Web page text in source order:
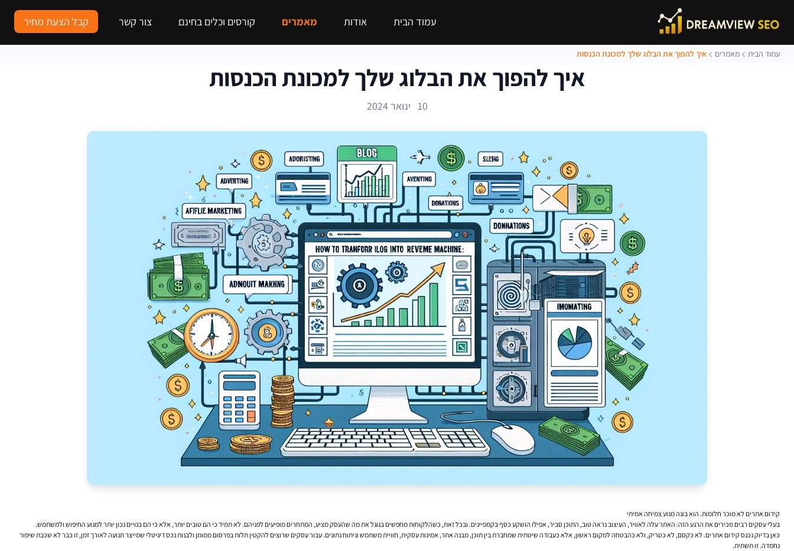
עמוד הבית אודות מאמרים קורסים וכלים בחינם צור קשר קבל הצעת מחיר
עמוד הבית מאמרים איך להפוך את הבלוג שלך למכונת הכנסות
איך להפוך את הבלוג שלך למכונת הכנסות
10 ינואר 2024
קידום אתרים לא מוכר חלומות. הוא בונה מנוע צמיחה אמיתי
בעלי עסקים רבים מכירים את הרגע הזה: האתר עלה לאוויר, העיצוב נראה טוב, התוכן סביר, אפילו הושקע כסף בקמפיינים. ובכל זאת, כשהלקוחות מחפשים בגוגל את מה שהעסק מציע, המתחרים מופיעים לפניהם. לא תמיד כי הם טובים יותר, אלא כי הם בנויים נכון יותר למנוע החיפוש ולמשתמש.
כאן בדיוק נכנס קידום אתרים. לא כקסם, לא כטריק, ולא כהבטחה למקום ראשון, אלא כעבודה שיטתית שמחברת בין תוכן, מבנה אתר, אמינות עסקית, חוויית משתמש וניתוח נתונים. עבור עסקים שרוצים להקטין תלות בפרסום ממומן ולבנות נכס דיגיטלי שמייצר תנועה לאורך זמן, זו כבר לא שכבת שיפור
נחמדה. זו תשתית.